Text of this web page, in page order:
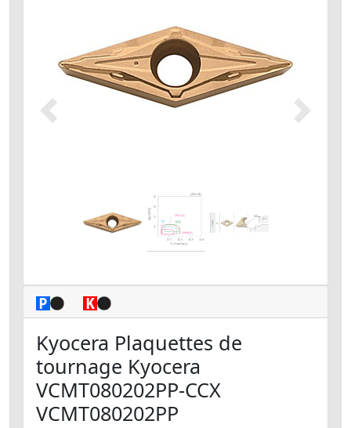
Précédent Suivant
Kyocera Plaquettes de
tournage Kyocera
VCMT080202PP-CCX
VCMT080202PP